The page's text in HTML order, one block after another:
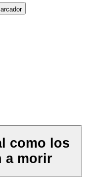
como los
a morir